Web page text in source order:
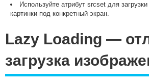
Используйте атрибут srcset для
картинки под конкретный экран.
Lazy Loading —
загрузка